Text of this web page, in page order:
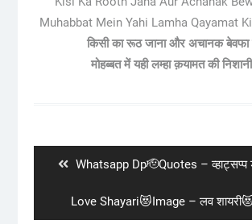
Muhabbat Mein Yahi Lamha Qayamat
किसी का रूठ जाना और अचानक बेवफा
मोहब्बत में यही लम्हा क़यामत की
Previous
Whatsapp Dp🫡Quotes –
Next
Love Shayari😻Image – लव